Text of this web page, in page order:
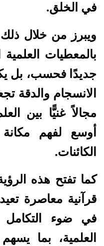
في الخلق.
ويبرز من خلال
بالمعطيات
جديدًا فحسب، بل
الانسجام والدقة
مجالاً غنيًّا بين
أوسع لفهم مكانة
الكائنات.
كما تفتح هذه
قرآنية معاصرة
في ضوء التكامل
العلمية، بما